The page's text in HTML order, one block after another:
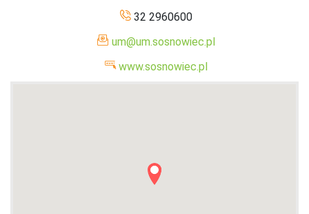
32 2960600
um@um.sosnowiec.pl
www.sosnowiec.pl